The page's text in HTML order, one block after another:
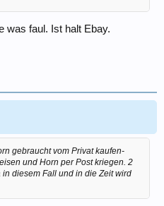
was faul. Ist halt Ebay.
gebraucht vom Privat kaufen-
und Horn per Post kriegen. 2
diesem Fall und in die Zeit wird